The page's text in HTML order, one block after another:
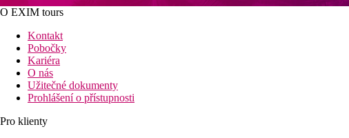
O EXIM tours
Kontakt
Pobočky
Kariéra
O nás
Užitečné dokumenty
Prohlášení o přístupnosti
Pro klienty